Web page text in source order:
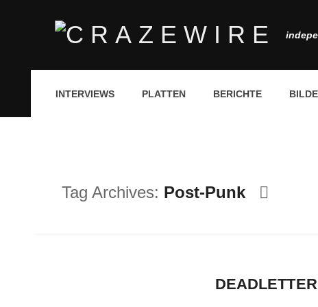
INTERVIEWS PLATTEN BERICHTE
Tag Archives: Post-Punk